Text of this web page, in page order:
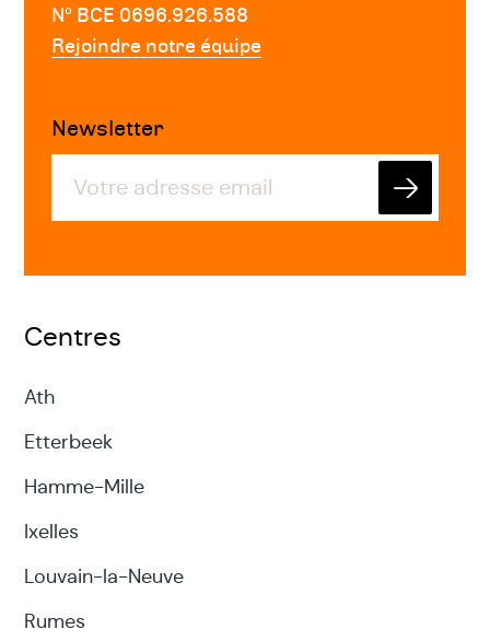
Nº BCE 0696.926.588
Rejoindre notre équipe
Newsletter
Centres
Ath
Etterbeek
Hamme-Mille
Ixelles
Louvain-la-Neuve
Rumes